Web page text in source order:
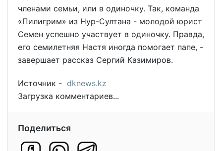
членами семьи, или в одиночку. Так, команда
«Пилигрим» из Нур-Султана - молодой юрист
Семен успешно участвует в одиночку. Правда,
его семилетняя Настя иногда помогает папе, -
завершает рассказ Сергий Казимиров.
Источник - dknews.kz
Загрузка комментариев...
Поделиться